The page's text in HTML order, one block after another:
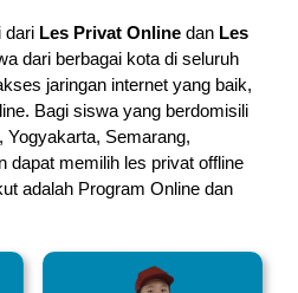
dari Les Privat Online dan Les
dari berbagai kota di seluruh
jaringan internet yang baik,
Bagi siswa yang berdomisili
Yogyakarta, Semarang,
dapat memilih les privat offline
adalah Program Online dan